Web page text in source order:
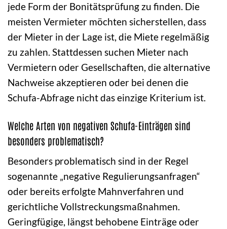
jede Form der Bonitätsprüfung zu finden. Die
meisten Vermieter möchten sicherstellen, dass
der Mieter in der Lage ist, die Miete regelmäßig
zu zahlen. Stattdessen suchen Mieter nach
Vermietern oder Gesellschaften, die alternative
Nachweise akzeptieren oder bei denen die
Schufa-Abfrage nicht das einzige Kriterium ist.
Welche Arten von negativen Schufa-Einträgen sind
besonders problematisch?
Besonders problematisch sind in der Regel
sogenannte „negative Regulierungsanfragen“
oder bereits erfolgte Mahnverfahren und
gerichtliche Vollstreckungsmaßnahmen.
Geringfügige, längst behobene Einträge oder